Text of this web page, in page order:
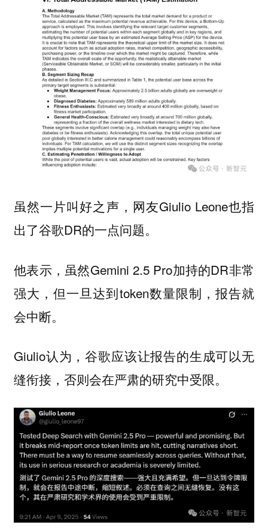
虽然一片叫好之声，网友Giulio Leone也指
出了谷歌DR的一点问题。
他表示，虽然Gemini 2.5 Pro加持的DR非常
强大，但一旦达到token数量限制，报告就
会中断。
Giulio认为，谷歌应该让报告的生成可以无
缝衔接，否则会在严肃的研究中受限。